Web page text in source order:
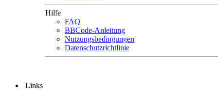
Hilfe
FAQ
BBCode-Anleitung
Nutzungsbedingungen
Datenschutzrichtlinie
Links